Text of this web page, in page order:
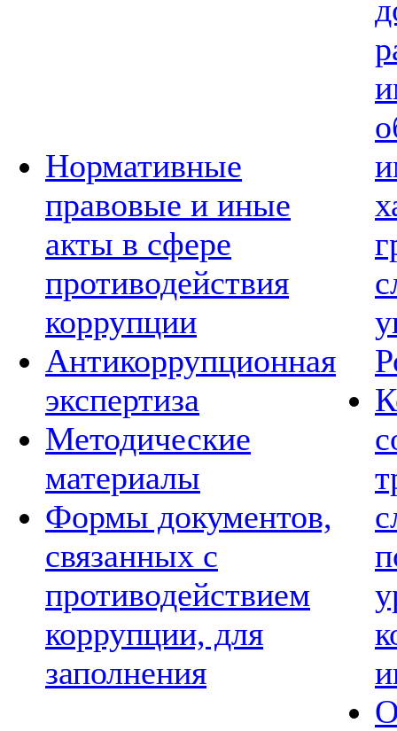
Нормативные
правовые и иные
акты в сфере
противодействия
коррупции
Антикоррупционная
экспертиза
Методические
материалы
Формы документов,
связанных с
противодействием
коррупции, для
заполнения